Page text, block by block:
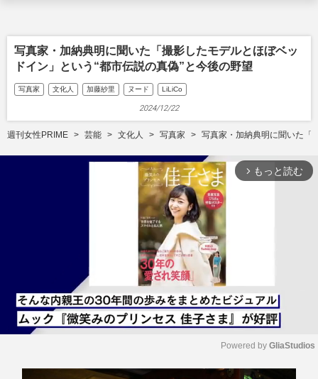
写真家・加納典明に聞いた「撮影したモデルとほぼベッ
ドイン」という“都市伝説の真偽”と今後の野望
写真家 文化人 加藤紗里 ヌード LiLiCo
2024/12/22
週刊女性PRIME 芸能 文化人 写真家 写真家・加納典明に聞いた「
arrow_forward_ios もっと読む
Powered by GliaStudios